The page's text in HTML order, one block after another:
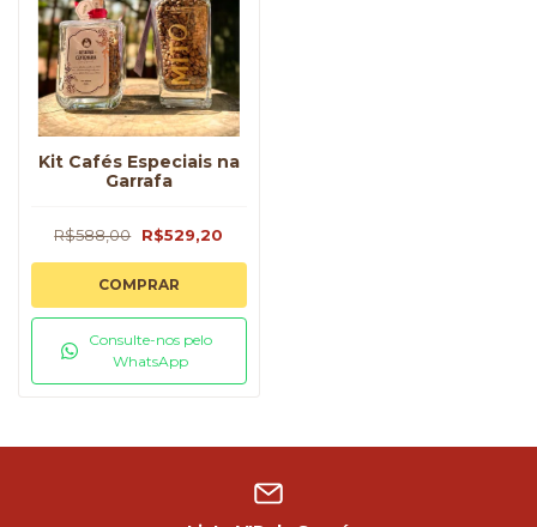
Kit Cafés Especiais na
Garrafa
R$588,00 R$529,20
COMPRAR
Consulte-nos pelo
WhatsApp